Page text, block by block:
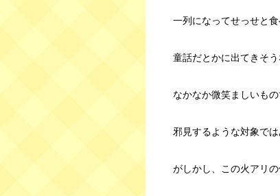
一列になってせっせと
童話だとかに出てきそ
なかなか微笑ましいもの
邪見するような対象では
がしかし、この火アリの